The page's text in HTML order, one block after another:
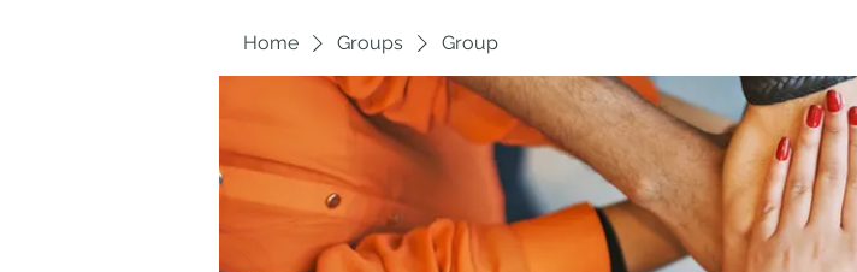
Home Groups Group